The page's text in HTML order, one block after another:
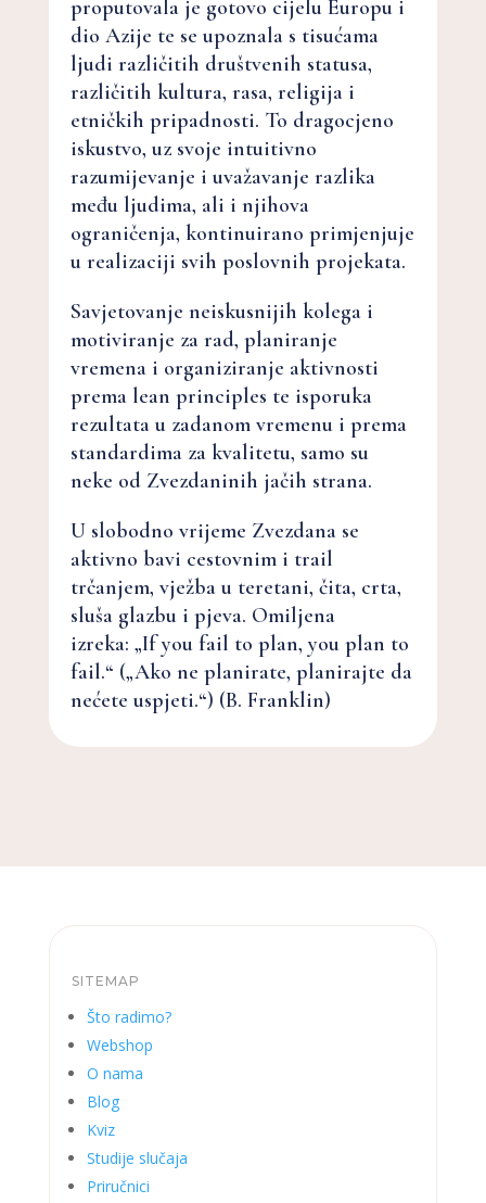
proputovala je gotovo cijelu Europu i
dio Azije te se upoznala s tisućama
ljudi različitih društvenih statusa,
različitih kultura, rasa, religija i
etničkih pripadnosti. To dragocjeno
iskustvo, uz svoje intuitivno
razumijevanje i uvažavanje razlika
među ljudima, ali i njihova
ograničenja, kontinuirano primjenjuje
u realizaciji svih poslovnih projekata.
Savjetovanje neiskusnijih kolega i
motiviranje za rad, planiranje
vremena i organiziranje aktivnosti
prema lean principles te isporuka
rezultata u zadanom vremenu i prema
standardima za kvalitetu, samo su
neke od Zvezdaninih jačih strana.
U slobodno vrijeme Zvezdana se
aktivno bavi cestovnim i trail
trčanjem, vježba u teretani, čita, crta,
sluša glazbu i pjeva. Omiljena
izreka: „If you fail to plan, you plan to
fail.“ („Ako ne planirate, planirajte da
nećete uspjeti.“) (B. Franklin)
SITEMAP
Što radimo?
Webshop
O nama
Blog
Kviz
Studije slučaja
Priručnici